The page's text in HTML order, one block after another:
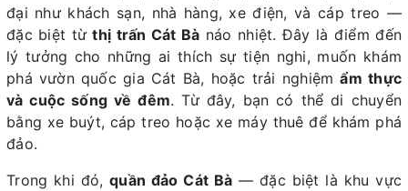
đại như khách sạn, nhà hàng, xe điện, và cáp treo —
đặc biệt từthị trấn Cát Bà náo nhiệt. Đây là điểm đến
lý tưởng cho những ai thích sự tiện nghi, muốn khám
phá vườn quốc gia Cát Bà, hoặc trải nghiệmẩm thực
và cuộc sống về đêm. Từ đây, bạn có thể di chuyển
bằng xe buýt, cáp treo hoặc xe máy thuê để khám phá
đảo.
Trong khi đó,quần đảo Cát Bà — đặc biệt là khu vực